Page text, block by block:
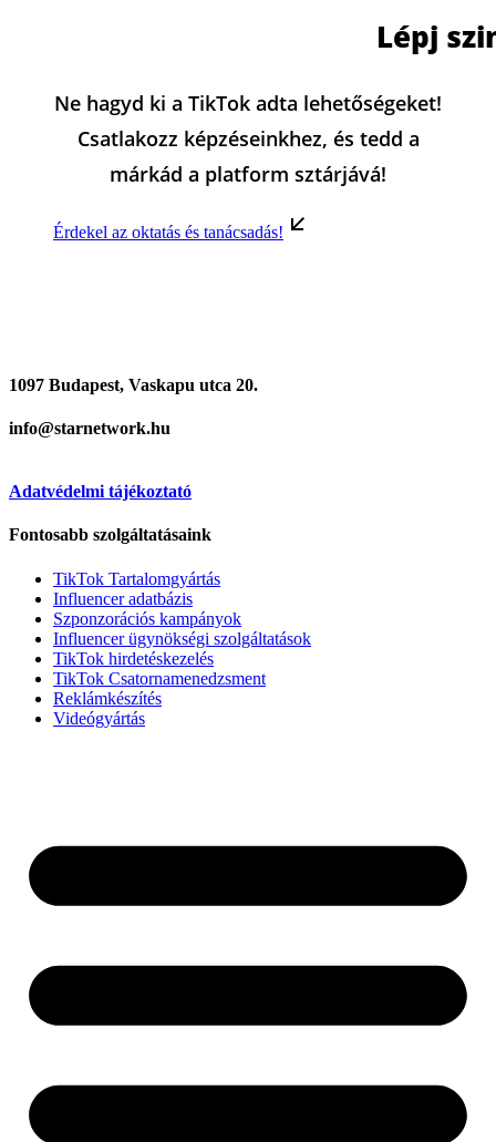
Lépj
Ne hagyd ki a TikTok adta lehetőségeket!
Csatlakozz képzéseinkhez, és tedd a
márkád a platform sztárjává!
Érdekel az oktatás és tanácsadás!
1097 Budapest, Vaskapu utca 20.
info@starnetwork.hu
Adatvédelmi tájékoztató
Fontosabb szolgáltatásaink
TikTok Tartalomgyártás
Influencer adatbázis
Szponzorációs kampányok
Influencer ügynökségi szolgáltatások
TikTok hirdetéskezelés
TikTok Csatornamenedzsment
Reklámkészítés
Videógyártás